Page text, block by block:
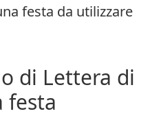
festa da utilizzare
di Lettera di
festa